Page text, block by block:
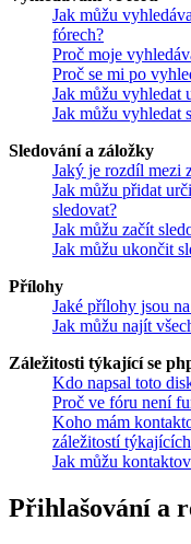
Jak můžu
fórech?
Proč moje
Proč se mi po
Jak můžu vyhledat
Jak můžu vyhledat
Sledování a záložky
Jaký je rozdíl mezi
Jak můžu přidat
sledovat?
Jak můžu začít
Jak můžu ukončit
Přílohy
Jaké přílohy jsou
Jak můžu najít
Záležitosti týkající se
Kdo napsal toto
Proč ve fóru není
Koho mám
záležitostí
Jak můžu
Přihlašování a